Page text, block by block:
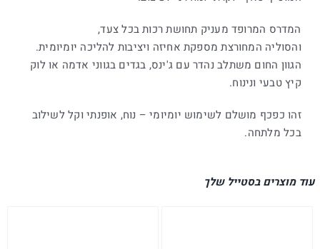
המדרס המרופד מעניק תחושת רכות בכל צעד,
והסוליה המחורצת מספקת אחיזה ויציבות להליכה יומיומית.
הגוון החום משתלב נהדר עם ג'ינס, בגדים בגווני אדמה או לוק
קיץ טבעי ונינוח.
זהו כפכף מושלם לשימוש יומיומי – נוח, אופנתי וקל לשילוב
בכל מלתחה.
עוד מוצרים בסטייל שלך